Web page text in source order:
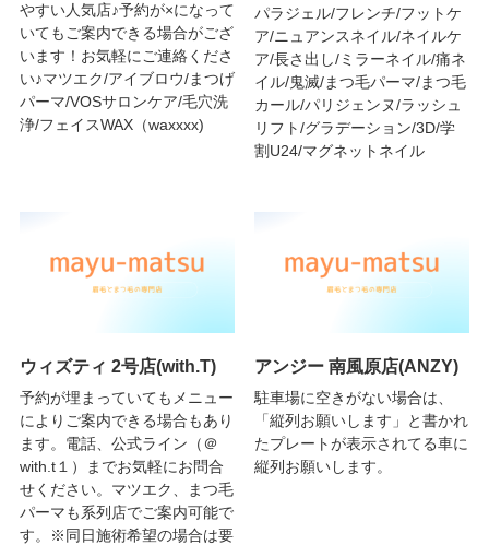
やすい人気店♪予約が×になって
いてもご案内できる場合がござ
います！お気軽にご連絡くださ
い♪マツエク/アイブロウ/まつげ
パーマ/VOSサロンケア/毛穴洗
浄/フェイスWAX（waxxxx)
パラジェル/フレンチ/フットケ
ア/ニュアンスネイル/ネイルケ
ア/長さ出し/ミラーネイル/痛ネ
イル/鬼滅/まつ毛パーマ/まつ毛
カール/パリジェンヌ/ラッシュ
リフト/グラデーション/3D/学
割U24/マグネットネイル
ウィズティ 2号店(with.T)
予約が埋まっていてもメニュー
によりご案内できる場合もあり
ます。電話、公式ライン（＠
with.t１）までお気軽にお問合
せください。マツエク、まつ毛
パーマも系列店でご案内可能で
す。※同日施術希望の場合は要
アンジー 南風原店(ANZY)
駐車場に空きがない場合は、
「縦列お願いします」と書かれ
たプレートが表示されてる車に
縦列お願いします。